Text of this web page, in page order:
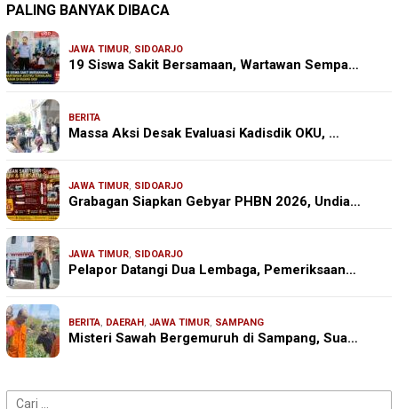
PALING BANYAK DIBACA
JAWA TIMUR, SIDOARJO
19 Siswa Sakit Bersamaan, Wartawan Sempa…
BERITA
Massa Aksi Desak Evaluasi Kadisdik OKU, …
JAWA TIMUR, SIDOARJO
Grabagan Siapkan Gebyar PHBN 2026, Undia…
JAWA TIMUR, SIDOARJO
Pelapor Datangi Dua Lembaga, Pemeriksaan…
BERITA, DAERAH, JAWA TIMUR, SAMPANG
Misteri Sawah Bergemuruh di Sampang, Sua…
Cari